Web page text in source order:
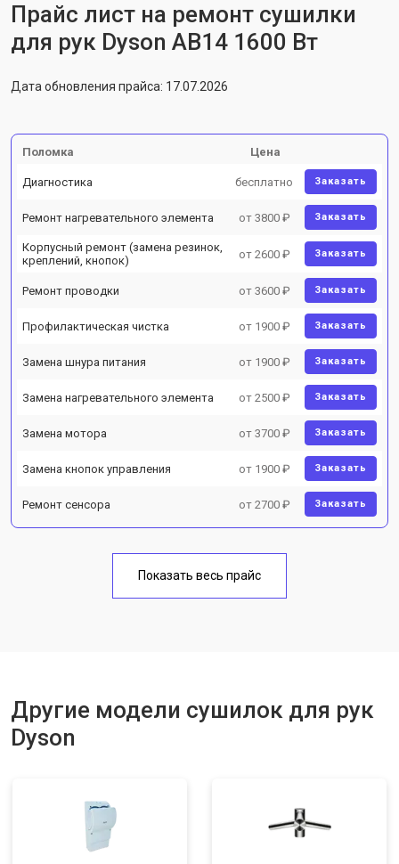
Прайс лист на ремонт сушилки
для рук Dyson AB14 1600 Вт
Дата обновления прайса: 17.07.2026
Поломка Цена
Диагностика бесплатно Заказать
Ремонт нагревательного элемента от 3800 ₽ Заказать
Корпусный ремонт (замена резинок,
креплений, кнопок)
от 2600 ₽ Заказать
Ремонт проводки от 3600 ₽ Заказать
Профилактическая чистка от 1900 ₽ Заказать
Замена шнура питания от 1900 ₽ Заказать
Замена нагревательного элемента от 2500 ₽ Заказать
Замена мотора от 3700 ₽ Заказать
Замена кнопок управления от 1900 ₽ Заказать
Ремонт сенсора от 2700 ₽ Заказать
Показать весь прайс
Другие модели сушилок для рук
Dyson